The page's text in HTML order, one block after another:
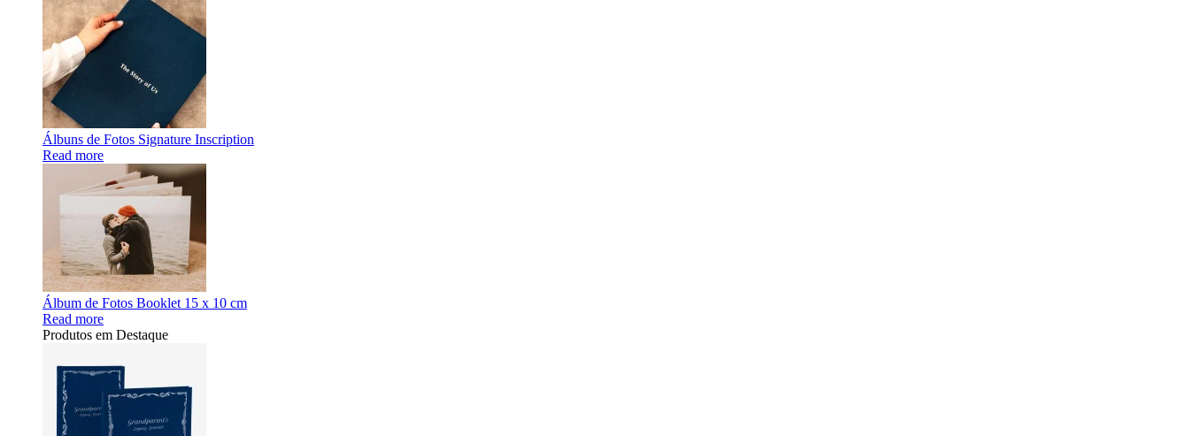
Álbuns de Fotos Signature Inscription
Read more
Álbum de Fotos Booklet 15 x 10 cm
Read more
Produtos em Destaque